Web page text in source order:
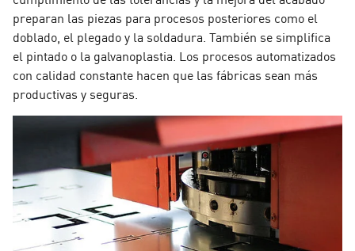
preparan las piezas para procesos posteriores como el
doblado, el plegado y la soldadura. También se simplifica
el pintado o la galvanoplastia. Los procesos automatizados
con calidad constante hacen que las fábricas sean más
productivas y seguras.